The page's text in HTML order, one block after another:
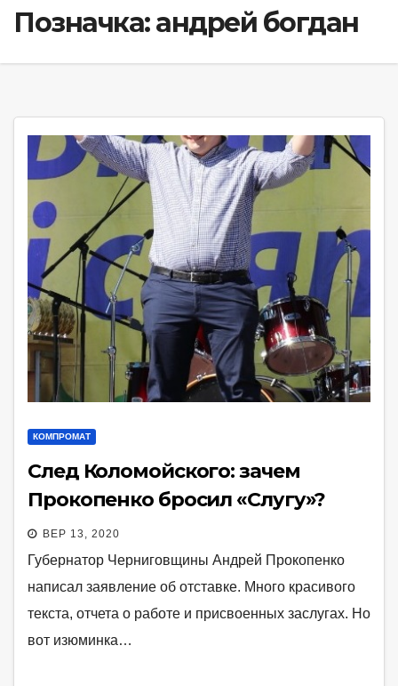
Позначка:андрей богдан
КОМПРОМАТ
След Коломойского: зачем
Прокопенко бросил «Слугу»?
ВЕР 13, 2020
Губернатор Черниговщины Андрей Прокопенко
написал заявление об отставке. Много красивого
текста, отчета о работе и присвоенных заслугах. Но
вот изюминка…